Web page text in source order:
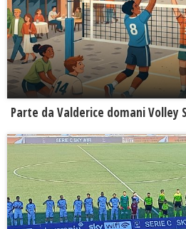
Parte da Valderice domani Volley